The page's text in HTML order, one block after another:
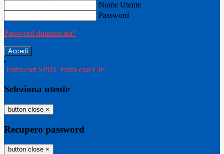
Nome Utente
Password
Password dimenticata?
-
Entra con SPID Entra con CIE
Seleziona utente
button close ×
Recupero password
button close ×